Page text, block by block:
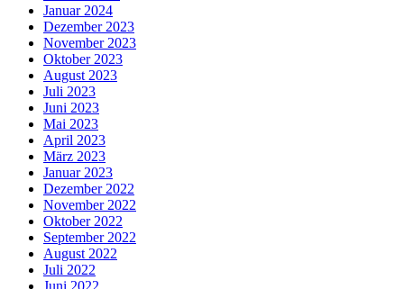
Januar 2024
Dezember 2023
November 2023
Oktober 2023
August 2023
Juli 2023
Juni 2023
Mai 2023
April 2023
März 2023
Januar 2023
Dezember 2022
November 2022
Oktober 2022
September 2022
August 2022
Juli 2022